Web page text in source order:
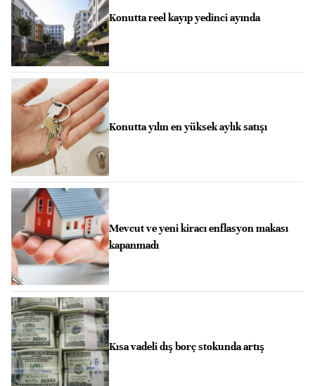
Konutta reel kayıp yedinci ayında
Konutta yılın en yüksek aylık satışı
Mevcut ve yeni kiracı enflasyon makası
kapanmadı
Kısa vadeli dış borç stokunda artış